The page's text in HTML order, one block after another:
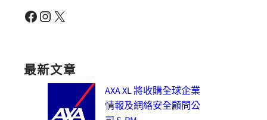
Facebook Instagram X
最新文章
AXA XL 將收購全球企業
情報及網絡安全顧問公